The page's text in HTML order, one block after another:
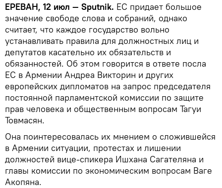
ЕРЕВАН, 12 июл — Sputnik. ЕС придает большое
значение свободе слова и собраний, однако
считает, что каждое государство вольно
устанавливать правила для должностных лиц и
депутатов касательно их обязательств и
обязанностей. Об этом говорится в ответе посла
ЕС в Армении Андреа Викторин и других
европейских дипломатов на запрос председателя
постоянной парламентской комиссии по защите
прав человека и общественным вопросам Тагуи
Товмасян.
Она поинтересовалась их мнением о сложившейся
в Армении ситуации, протестах и лишении
должностей вице-спикера Ишхана Сагателяна и
главы комиссии по экономическим вопросам Ваге
Акопяна.